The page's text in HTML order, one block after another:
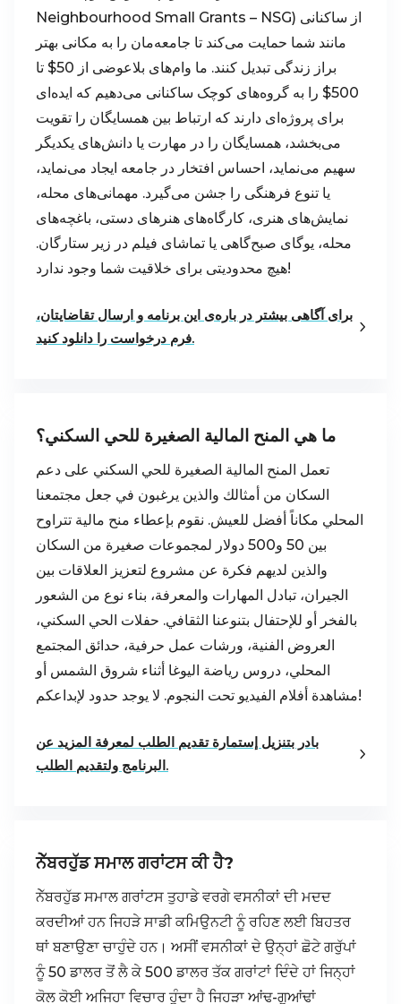
Neighbourhood Small Grants – NSG) از ساکنانی
مانند شما حمایت می‌کند تا جامعه‌مان را به مکانی بهتر
براز زندگی تبدیل کنند. ما وام‌های بلاعوضی از 50$ تا
500$ را به گروه‌های کوچک ساکنانی می‌دهیم که ایده‌ای
برای پروژه‌ای دارند که ارتباط بین همسایگان را تقویت
می‌بخشد، همسایگان را در مهارت یا دانش‌های یکدیگر
سهیم می‌نماید، احساس افتخار در جامعه ایجاد می‌نماید،
یا تنوع فرهنگی را جشن می‌گیرد. مهمانی‌های محله،
نمایش‌های هنری، کارگاه‌های هنرهای دستی، باغچه‌های
محله، یوگای صبح‌گاهی یا تماشای فیلم در زیر ستارگان.
هیچ محدودیتی برای خلاقیت شما وجود ندارد!
برای آگاهی بیشتر در باره‌ی این برنامه و ارسال تقاضایتان،
فرم درخواست را دانلود کنید.
ما هي المنح المالية الصغيرة للحي السكني؟
تعمل المنح المالية الصغيرة للحي السكني على دعم
السكان من أمثالك والذين يرغبون في جعل مجتمعنا
المحلي مكاناً أفضل للعيش. نقوم بإعطاء منح مالية تتراوح
بين 50 و500 دولار لمجموعات صغيرة من السكان
والذين لديهم فكرة عن مشروع لتعزيز العلاقات بين
الجيران، تبادل المهارات والمعرفة، بناء نوع من الشعور
بالفخر أو للإحتفال بتنوعنا الثقافي. حفلات الحي السكني،
العروض الفنية، ورشات عمل حرفية، حدائق المجتمع
المحلي، دروس رياضة اليوغا أثناء شروق الشمس أو
مشاهدة أفلام الفيديو تحت النجوم. لا يوجد حدود لإبداعكم!
بادر بتنزيل إستمارة تقديم الطلب لمعرفة المزيد عن
البرنامج ولتقديم الطلب.
ਨੇੱਬਰਹੁੱਡ ਸਮਾਲ ਗਰਾਂਟਸ ਕੀ ਹੈ?
ਨੇੱਬਰਹੁੱਡ ਸਮਾਲ ਗਰਾਂਟਸ ਤੁਹਾਡੇ ਵਰਗੇ ਵਸਨੀਕਾਂ ਦੀ ਮਦਦ
ਕਰਦੀਆਂ ਹਨ ਜਿਹੜੇ ਸਾਡੀ ਕਮਿਉਨਟੀ ਨੂੰ ਰਹਿਣ ਲਈ ਬਿਹਤਰ
ਥਾਂ ਬਣਾਉਣਾ ਚਾਹੁੰਦੇ ਹਨ। ਅਸੀਂ ਵਸਨੀਕਾਂ ਦੇ ਉਨ੍ਹਾਂ ਛੋਟੇ ਗਰੁੱਪਾਂ
ਨੂੰ 50 ਡਾਲਰ ਤੋਂ ਲੈ ਕੇ 500 ਡਾਲਰ ਤੱਕ ਗਰਾਂਟਾਂ ਦਿੰਦੇ ਹਾਂ ਜਿਨ੍ਹਾਂ
ਕੋਲ ਕੋਈ ਅਜਿਹਾ ਵਿਚਾਰ ਹੁੰਦਾ ਹੈ ਜਿਹੜਾ ਆਂਢ-ਗੁਆਂਢਾਂ